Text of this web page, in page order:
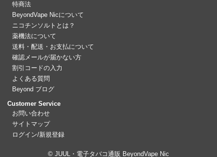
特商法
BeyondVape Nicについて
ニコチンソルトとは？
薬機法について
送料・配送・お支払について
確認メールが届かない方
割引コードの入力
よくある質問
Beyond ブログ
Customer Service
お問い合わせ
サイトマップ
ログイン/新規登録
© JUUL・電子タバコ通販 BeyondVape Nic